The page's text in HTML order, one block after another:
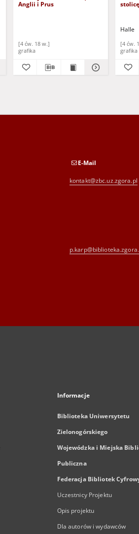
Anglii i Prus
[4 ćw. 18 w.]
grafika
Halle
[4 ćw.
grafika
E-Mail
kontakt@zbc.uz.zgora.pl
Informacje
Biblioteka Uniwersytetu
Zielonogórskiego
Wojewódzka i Miejska
Publiczna
Federacja Bibliotek
Uczestnicy Projektu
Opis projektu
Dla autorów i wydawców